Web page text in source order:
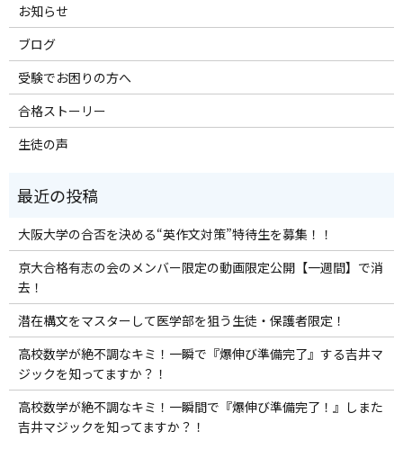
お知らせ
ブログ
受験でお困りの方へ
合格ストーリー
生徒の声
大阪大学の合否を決める“英作文対策”特待生を募集！！
京大合格有志の会のメンバー限定の動画限定公開【一週間】で消
去！
潜在構文をマスターして医学部を狙う生徒・保護者限定！
高校数学が絶不調なキミ！一瞬で『爆伸び準備完了』する吉井マ
ジックを知ってますか？！
高校数学が絶不調なキミ！一瞬間で『爆伸び準備完了！』しまた
吉井マジックを知ってますか？！